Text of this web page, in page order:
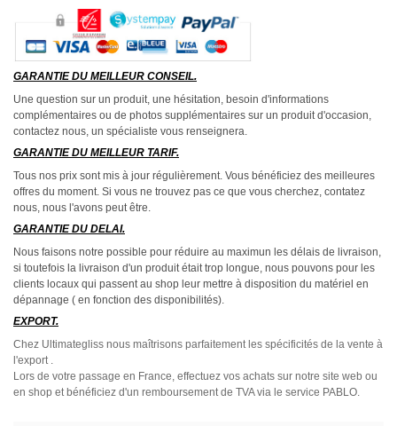
GARANTIE DU MEILLEUR CONSEIL.
Une question sur un produit, une hésitation, besoin d'informations
complémentaires ou de photos supplémentaires sur un produit d'occasion,
contactez nous, un spécialiste vous renseignera.
GARANTIE DU MEILLEUR TARIF.
Tous nos prix sont mis à jour régulièrement. Vous bénéficiez des meilleures
offres du moment. Si vous ne trouvez pas ce que vous cherchez, contatez
nous, nous l'avons peut être.
GARANTIE DU DELAI.
Nous faisons notre possible pour réduire au maximun les délais de livraison,
si toutefois la livraison d'un produit était trop longue, nous pouvons pour les
clients locaux qui passent au shop leur mettre à disposition du matériel en
dépannage ( en fonction des disponibilités).
EXPORT.
Chez Ultimategliss nous maîtrisons parfaitement les spécificités de la vente à
l'export .
Lors de votre passage en France, effectuez vos achats sur notre site web ou
en shop et bénéficiez d'un remboursement de TVA via le service PABLO.